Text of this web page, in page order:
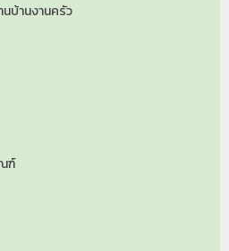
บ้านงานครัว
ฑ์